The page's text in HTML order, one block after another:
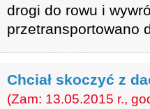
drogi do rowu i
przetransportowano
Chciał skoczyć z
(Zam: 13.05.2015 r.,